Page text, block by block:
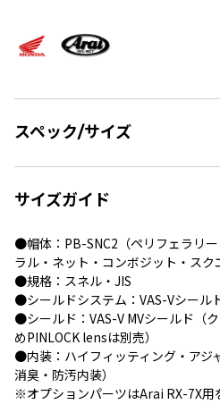
スペック/サイズ
サイズガイド
●帽体：PB-SNC2（ペリフェラリ
ラル・ネット・コンボジット・スク
●規格：スネル・JIS
●シールドシステム：VAS-Vシール
●シールド：VAS-V MVシールド（
めPINLOCK lensは別売）
●内装：ハイフィッティング・アジ
消臭・防汚内装）
※オプションパーツはArai RX-7X用